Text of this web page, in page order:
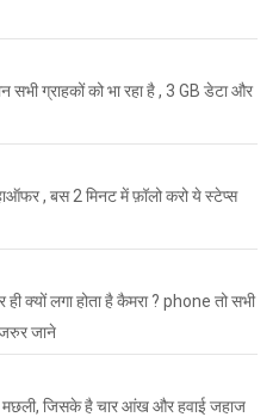
ग्राहकों को भा रहा है , 3 GB डेटा और
, बस 2 मिनट में फ़ॉलो करो ये स्टेप्स
क्यों लगा होता है कैमरा ? phone तो सभी
जाने
मछली, जिसके है चार आंख और हवाई जहाज